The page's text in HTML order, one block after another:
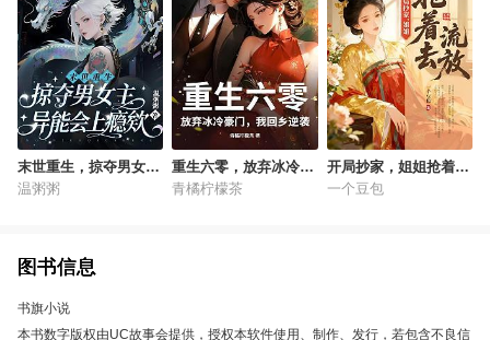
末世重生，掠夺男女主
异能会上瘾欸
温粥粥
重生六零，放弃冰冷豪
门，我回乡逆袭
青橘柠檬茶
开局抄家，姐姐抢着去
流放
一个豆包
图书信息
书旗小说
本书数字版权由UC故事会提供，授权本软件使用、制作、发行，若包含不良信